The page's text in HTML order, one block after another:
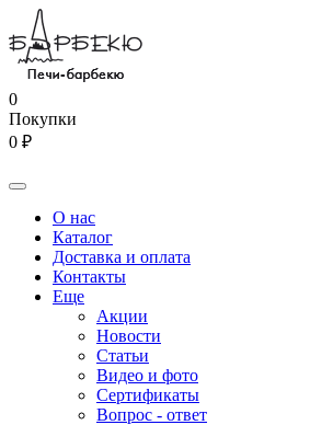
0
Покупки
0 ₽
О нас
Каталог
Доставка и оплата
Контакты
Еще
Акции
Новости
Статьи
Видео и фото
Сертификаты
Вопрос - ответ